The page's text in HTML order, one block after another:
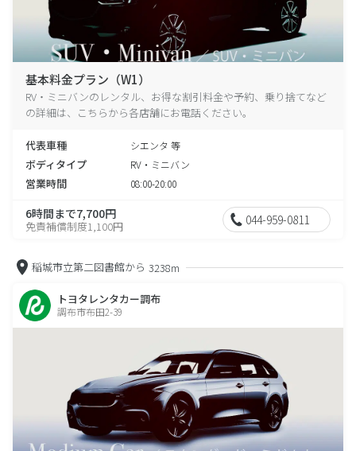
基本料金プラン（W1）
RV・ミニバンのレンタル、お得な割引料金や予約、乗り捨てなど
の詳細は、こちらから各店舗にお電話ください。
代表車種 シエンタ 等
ボディタイプ RV・ミニバン
営業時間 08:00-20:00
6時間まで7,700円
免責補償制度1,100円 044-959-0811
稲城市立第二図書館から 3238m
トヨタレンタカー調布
調布市布田2-39